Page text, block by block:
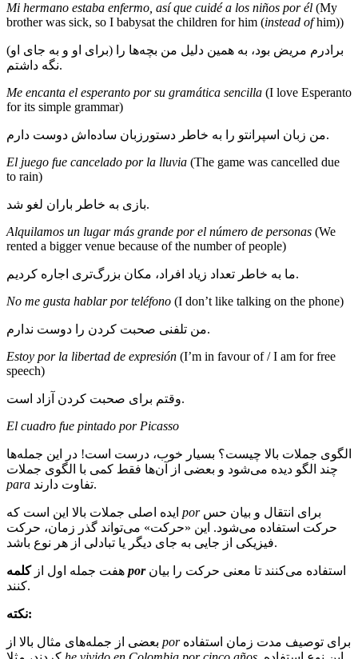
Mi hermano estaba enfermo, así que cuidé a los niños por él (My
brother was sick, so I babysat the children for him (instead ofhim))
برادرم مریض بود، به همین دلیل من بچه‌ها را (برای او و به جای او)
نگه داشتم.
Me encanta el esperanto por su gramática sencilla (I love Esperanto
for its simple grammar)
من زبان اسپرانتو را به خاطر دستورزبان ساده‌اش دوست دارم.
El juego fue cancelado por la lluvia (The game was cancelled due
to rain)
بازی به خاطر باران لغو شد.
Alquilamos un lugar más grande por el número de personas (We
rented a bigger venue because of the number of people)
ما به خاطر تعداد زیاد افراد، مکان بزرگ‌تری اجاره کردیم.
No me gusta hablar por teléfono (I don’t like talking on the phone)
من تلفنی صحبت کردن را دوست ندارم.
Estoy por la libertad de expresión (I’m in favour of / I am for free
speech)
وقتم برای صحبت کردن آزاد است.
El cuadro fue pintado por Picasso
الگوی جملات بالا چیست؟ بسیار خوب، درست است! در این جمله‌ها
چند الگو دیده می‌شود و بعضی از آن‌ها فقط کمی با الگوی جملات
para
تفاوت دارند.
porبرای انتقال و بیان حس
حرکت استفاده می‌شود. این «حرکت» می‌تواند گذر زمان، حرکت
فیزیکی از جایی به جای دیگر یا تبادلی از هر نوع باشد.
هفت جمله اول از porاستفاده می‌کنند تا معنی حرکت را بیان
کنند.
نکته:
porبرای توصیف مدت زمان استفاده